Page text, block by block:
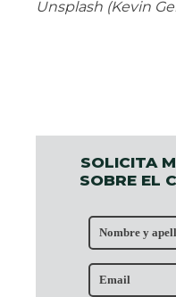
SOLICITA
SOBRE EL
Unsplash (Kevin